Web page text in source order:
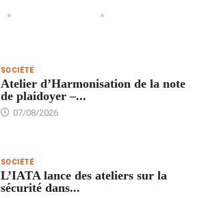
SOCIÉTÉ
Atelier d’Harmonisation de la note
de plaidoyer –...
07/08/2026
SOCIÉTÉ
L’IATA lance des ateliers sur la
sécurité dans...